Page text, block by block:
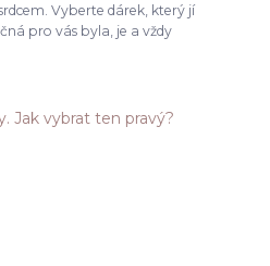
Vyberte dárek, který jí
pro vás byla, je a vždy